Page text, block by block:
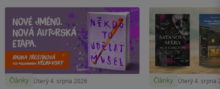
Články Úterý 4. srpna 2026 Články Úterý 4. srpna